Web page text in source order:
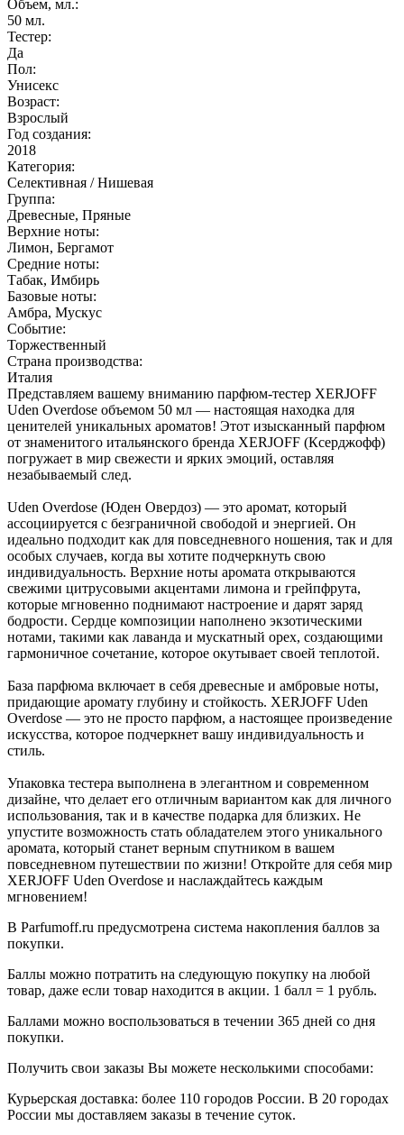
Объем, мл.:
50 мл.
Тестер:
Да
Пол:
Унисекс
Возраст:
Взрослый
Год создания:
2018
Категория:
Селективная / Нишевая
Группа:
Древесные, Пряные
Верхние ноты:
Лимон, Бергамот
Средние ноты:
Табак, Имбирь
Базовые ноты:
Амбра, Мускус
Событие:
Торжественный
Страна производства:
Италия
Представляем вашему вниманию парфюм-тестер XERJOFF
Uden Overdose объемом 50 мл — настоящая находка для
ценителей уникальных ароматов! Этот изысканный парфюм
от знаменитого итальянского бренда XERJOFF (Ксерджофф)
погружает в мир свежести и ярких эмоций, оставляя
незабываемый след.
Uden Overdose (Юден Овердоз) — это аромат, который
ассоциируется с безграничной свободой и энергией. Он
идеально подходит как для повседневного ношения, так и для
особых случаев, когда вы хотите подчеркнуть свою
индивидуальность. Верхние ноты аромата открываются
свежими цитрусовыми акцентами лимона и грейпфрута,
которые мгновенно поднимают настроение и дарят заряд
бодрости. Сердце композиции наполнено экзотическими
нотами, такими как лаванда и мускатный орех, создающими
гармоничное сочетание, которое окутывает своей теплотой.
База парфюма включает в себя древесные и амбровые ноты,
придающие аромату глубину и стойкость. XERJOFF Uden
Overdose — это не просто парфюм, а настоящее произведение
искусства, которое подчеркнет вашу индивидуальность и
стиль.
Упаковка тестера выполнена в элегантном и современном
дизайне, что делает его отличным вариантом как для личного
использования, так и в качестве подарка для близких. Не
упустите возможность стать обладателем этого уникального
аромата, который станет верным спутником в вашем
повседневном путешествии по жизни! Откройте для себя мир
XERJOFF Uden Overdose и наслаждайтесь каждым
мгновением!
В Parfumoff.ru предусмотрена система накопления баллов за
покупки.
Баллы можно потратить на следующую покупку на любой
товар, даже если товар находится в акции. 1 балл = 1 рубль.
Баллами можно воспользоваться в течении 365 дней со дня
покупки.
Получить свои заказы Вы можете несколькими способами:
Курьерская доставка: более 110 городов России. В 20 городах
России мы доставляем заказы в течение суток.